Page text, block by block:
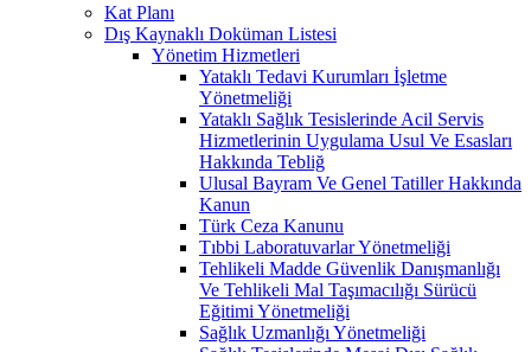
Kat Planı
Dış Kaynaklı Doküman Listesi
Yönetim Hizmetleri
Yataklı Tedavi Kurumları İşletme
Yönetmeliği
Yataklı Sağlık Tesislerinde Acil Servis
Hizmetlerinin Uygulama Usul Ve Esasları
Hakkında Tebliğ
Ulusal Bayram Ve Genel Tatiller Hakkında
Kanun
Türk Ceza Kanunu
Tıbbi Laboratuvarlar Yönetmeliği
Tehlikeli Madde Güvenlik Danışmanlığı
Ve Tehlikeli Mal Taşımacılığı Sürücü
Eğitimi Yönetmeliği
Sağlık Uzmanlığı Yönetmeliği